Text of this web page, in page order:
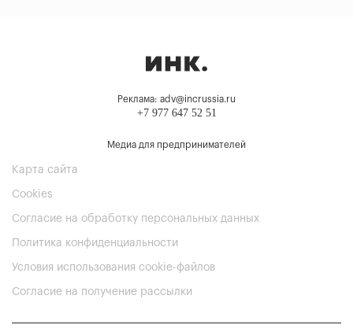
Реклама: adv@incrussia.ru
+7 977 647 52 51
Медиа для предпринимателей
Карта сайта
Cookies
Согласие на обработку персональных данных
Политика конфиденциальности
Условия использования cookie-файлов
Согласие на получение рассылки